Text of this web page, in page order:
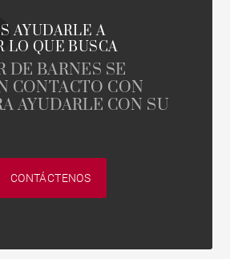
AYUDARLE A
LO QUE BUSCA
DE BARNES SE
CONTACTO CON
AYUDARLE CON SU
CONTÁCTENOS